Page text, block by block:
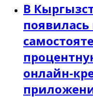
В
онлайн-